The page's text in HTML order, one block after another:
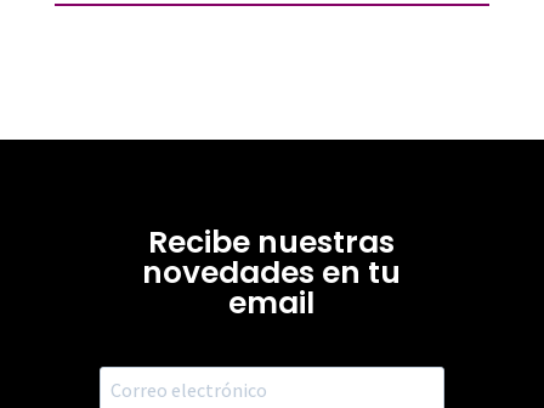
Recibe nuestras
novedades en tu
email